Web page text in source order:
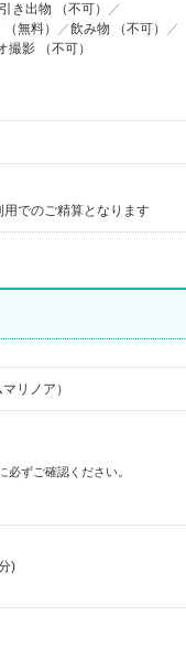
引き出物 （不可）
無料）
飲み物 （不可）
撮影 （不可）
でのご精算となります
リノア）
ずご確認ください。
)